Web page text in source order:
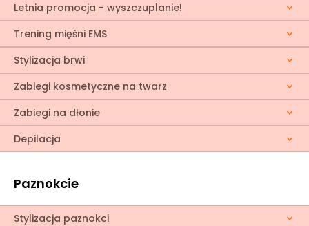
Letnia promocja - wyszczuplanie!
Trening mięśni EMS
Stylizacja brwi
Zabiegi kosmetyczne na twarz
Zabiegi na dłonie
Depilacja
Paznokcie
Stylizacja paznokci